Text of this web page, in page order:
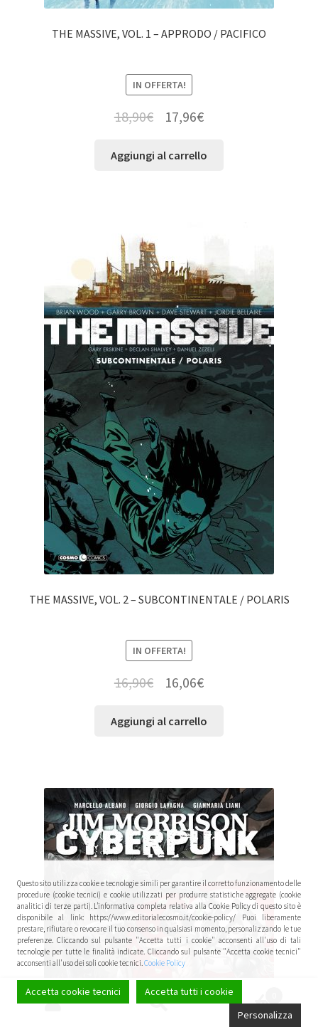
THE MASSIVE, VOL. 1 – APPRODO / PACIFICO
IN OFFERTA!
18,90€ 17,96€
Aggiungi al carrello
THE MASSIVE, VOL. 2 – SUBCONTINENTALE / POLARIS
IN OFFERTA!
16,90€ 16,06€
Aggiungi al carrello
Questo sito utilizza cookie e tecnologie simili per garantire il corretto funzionamento delle
procedure (cookie tecnici) e cookie utilizzati per produrre statistiche aggregate (cookie
analitici di terze parti). L’informativa completa relativa alla Cookie Policy di questo sito è
disponibile al link: https://www.editorialecosmo.it/cookie-policy/ Puoi liberamente
prestare, rifiutare o revocare il tuo consenso in qualsiasi momento, personalizzando le tue
preferenze. Cliccando sul pulsante "Accetta tutti i cookie" acconsenti all'uso di tali
tecnologie per tutte le finalità indicate. Cliccando sul pulsante "Accetta cookie tecnici"
acconsenti all'uso dei soli cookie tecnici.Cookie Policy
Accetta cookie tecnici
Accetta tutti i cookie
Personalizza